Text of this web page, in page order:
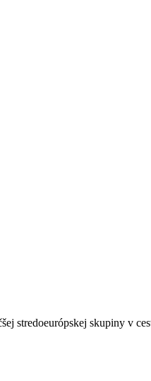
(zadarmo), trezorom (za
stredoeurópskej skupiny v